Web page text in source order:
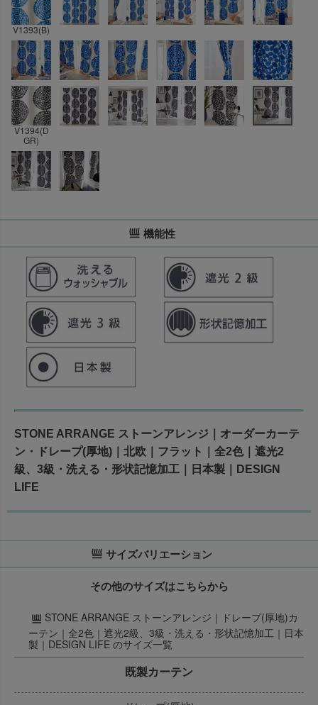
V1393(B)
V1394(D
GR)
機能性
STONE ARRANGE ストーンアレンジ｜オーダーカーテ
ン・ドレープ(厚地)｜北欧｜フラット｜全2色｜遮光2
級、3級・洗える・形状記憶加工｜日本製｜DESIGN
LIFE
サイズバリエーション
その他のサイズはこちらから
STONE ARRANGE ストーンアレンジ｜ドレープ(厚地)カ
ーテン｜全2色｜遮光2級、3級・洗える・形状記憶加工｜日本
製｜DESIGN LIFE のサイズ一覧
既製カーテン